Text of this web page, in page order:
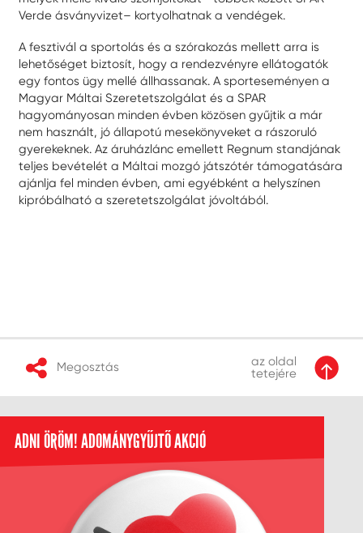
Verde ásványvizet– kortyolhatnak a vendégek.
A fesztivál a sportolás és a szórakozás mellett arra is
lehetőséget biztosít, hogy a rendezvényre ellátogatók
egy fontos ügy mellé állhassanak. A sporteseményen a
Magyar Máltai Szeretetszolgálat és a SPAR
hagyományosan minden évben közösen gyűjtik a már
nem használt, jó állapotú mesekönyveket a rászoruló
gyerekeknek. Az áruházlánc emellett Regnum standjának
teljes bevételét a Máltai mozgó játszótér támogatására
ajánlja fel minden évben, ami egyébként a helyszínen
kipróbálható a szeretetszolgálat jóvoltából.
Megosztás
az oldal
tetejére
ADNI ÖRÖM! ADOMÁNYGYŰJTŐ AKCIÓ